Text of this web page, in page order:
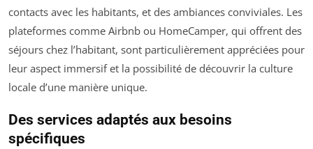
contacts avec les habitants, et des ambiances conviviales. Les
plateformes comme Airbnb ou HomeCamper, qui offrent des
séjours chez l’habitant, sont particulièrement appréciées pour
leur aspect immersif et la possibilité de découvrir la culture
locale d’une manière unique.
Des services adaptés aux besoins
spécifiques